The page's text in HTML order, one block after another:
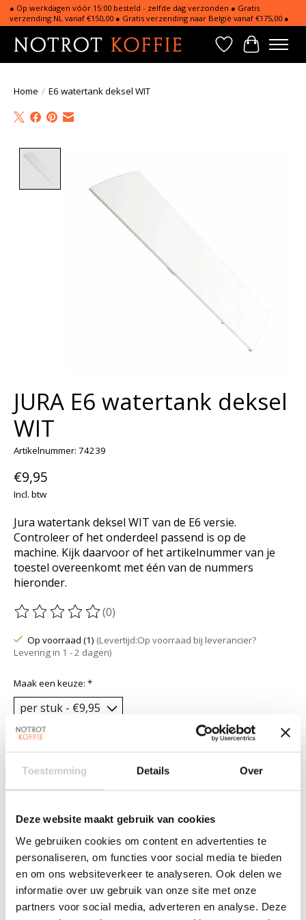
Toestemming Details Over
Deze website maakt gebruik van cookies
We gebruiken cookies om content en advertenties te
personaliseren, om functies voor social media te bieden
en om ons websiteverkeer te analyseren. Ook delen we
informatie over uw gebruik van onze site met onze
partners voor social media, adverteren en analyse. Deze
● Op werkdagen vóór 15:00 besteld - zelfde dag verzonden ● Gratis
verzending NL vanaf €150,00 ● Gratis verzending naar België vanaf €175,00 ●
Verlanglijst
Home / E6 watertank deksel WIT
JURA E6 watertank deksel
WIT
Artikelnummer: 74239
€9,95
Incl. btw
Jura watertank deksel WIT van de E6 versie.
Controleer of het onderdeel passend is op de
machine. Kijk daarvoor of het artikelnummer van je
toestel overeenkomt met één van de nummers
hieronder.
De beoordeling van dit product is
(0)
Op voorraad (1) (Levertijd:Op voorraad bij leverancier?
Levering in 1 - 2 dagen)
Maak een keuze: *
Hoeveelheid:
Toevoegen aan winkelwagen
Aan verlanglijst toevoegen
Plaats bestelling
Toevoegen om te vergelijken